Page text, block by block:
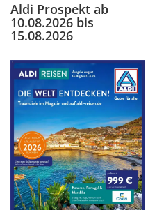
Aldi Prospekt ab
10.08.2026 bis
15.08.2026